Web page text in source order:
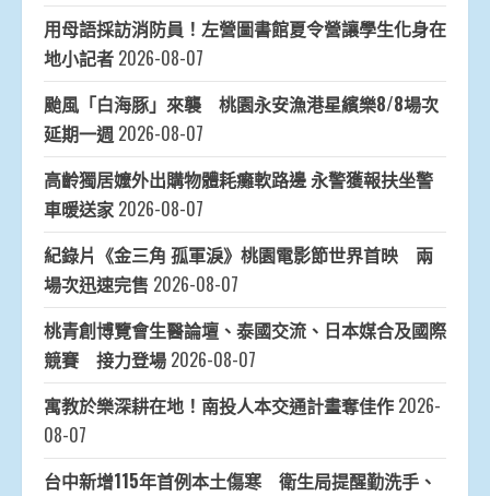
用母語採訪消防員！左營圖書館夏令營讓學生化身在
地小記者 2026-08-07
颱風「白海豚」來襲 桃園永安漁港星繽樂8/8場次
延期一週 2026-08-07
高齡獨居嬤外出購物體耗癱軟路邊 永警獲報扶坐警
車暖送家 2026-08-07
紀錄片《金三角 孤軍淚》桃園電影節世界首映 兩
場次迅速完售 2026-08-07
桃青創博覽會生醫論壇、泰國交流、日本媒合及國際
競賽 接力登場 2026-08-07
寓教於樂深耕在地！南投人本交通計畫奪佳作 2026-
08-07
台中新增115年首例本土傷寒 衛生局提醒勤洗手、